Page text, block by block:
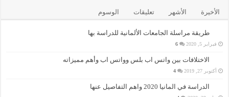
الأخيرة الأشهر تعليقات الوسوم
طريقة مراسلة الجامعات الألمانية للدراسة بها
فبراير 5, 2020 6
الاختلافات بين واتس اب بلس وواتس اب وأهم مميزاته
أكتوبر 27, 2019 4
الدراسة في المانيا 2020 واهم التفاصيل عنها